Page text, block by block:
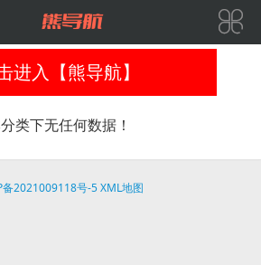

进入【熊导航】
类下无任何数据！
备2021009118号-5 XML地图